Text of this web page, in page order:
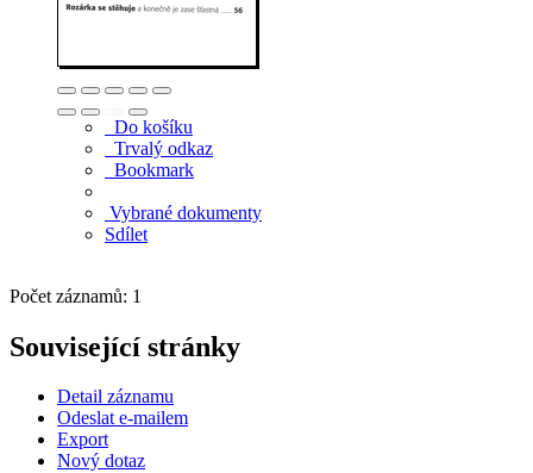
Do košíku
Trvalý odkaz
Bookmark
Vybrané dokumenty
Sdílet
Počet záznamů: 1
Související stránky
Detail záznamu
Odeslat e-mailem
Export
Nový dotaz